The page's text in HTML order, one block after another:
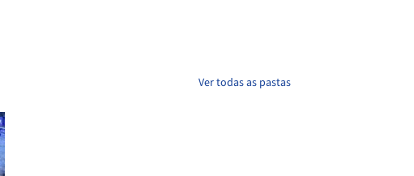
Ver todas as pastas